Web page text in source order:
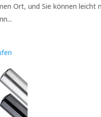
Ort, und Sie können leicht